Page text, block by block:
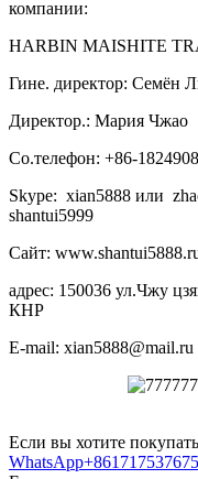
компании:
HARBIN MAISHITE
Гине. директор: Семён
Директор.: Мария Чжао
Со.телефон: +86-
Skype: xian5888 или
shantui5999
Сайт:
адрес: 150036 ул.Чжу
КНР
E-mail:
Если вы хотите